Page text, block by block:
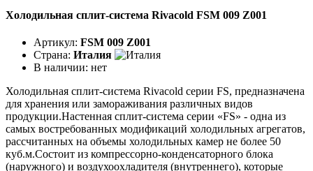
Холодильная сплит-система Rivacold FSM 009 Z001
Артикул: FSM 009 Z001
Страна: Италия
В наличии: нет
Холодильная сплит-система Rivacold серии FS, предназначена
для хранения или замораживания различных видов
продукции.Настенная сплит-система серии «FS» - одна из
самых востребованных модификаций холодильных агрегатов,
рассчитанных на объемы холодильных камер не более 50
куб.м.Состоит из компрессорно-конденсаторного блока
(наружного) и воздухоохладителя (внутреннего), которые